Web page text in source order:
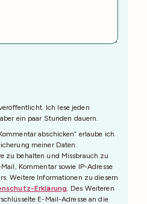
Ich lese jeden
ein paar Stunden dauern.
abschicken“ erlaube ich
meiner Daten.
zu behalten und Missbrauch zu
Kommentar sowie IP-Adresse
Weitere Informationen zu diesem
Erklärung. Des Weiteren
E-Mail-Adresse an die